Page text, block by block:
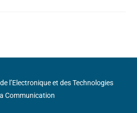
l’Electronique et des Technologies
Communication